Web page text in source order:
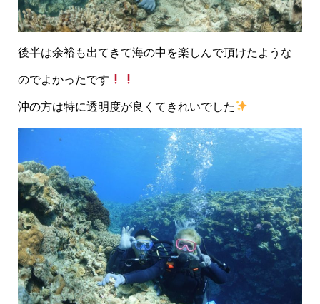
後半は余裕も出てきて海の中を楽しんで頂けたような
のでよかったです
沖の方は特に透明度が良くてきれいでした